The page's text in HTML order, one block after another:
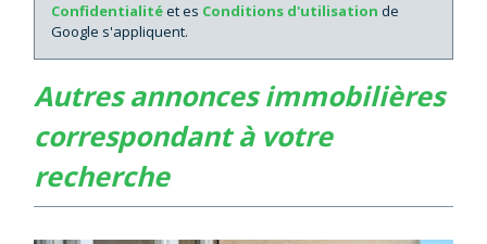
Confidentialitéet es Conditions d'utilisation de
Google s'appliquent.
autres annonces immobilières
correspondant à votre
recherche